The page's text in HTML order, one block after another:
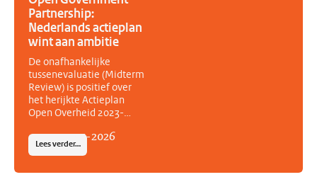
14-07-2026
Partnership:
Nederlands actieplan
wint aan ambitie
De onafhankelijke
tussenevaluatie (Midterm
Review) is positief over
het herijkte Actieplan
Open Overheid 2023-
Independent Reporting
Mechanism (IRM) van het
Partnership (OGP) heeft
Lees verder…